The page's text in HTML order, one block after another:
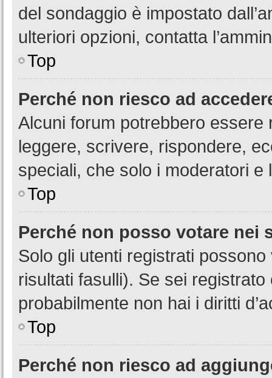
del sondaggio è impostato
ulteriori opzioni, contatta
Top
Perché non riesco ad
Alcuni forum potrebbero
leggere, scrivere, rispondere,
speciali, che solo i moderatori e
Top
Perché non posso votare nei
Solo gli utenti registrati
risultati fasulli). Se sei
probabilmente non hai i diritti
Top
Perché non riesco ad